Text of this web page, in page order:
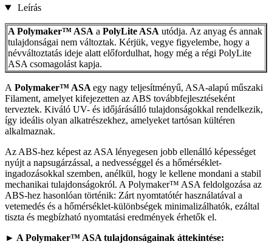
Leírás
A Polymaker™ ASA a PolyLite ASA utódja. Az anyag és annak
tulajdonságai nem változtak. Kérjük, vegye figyelembe, hogy a
névváltoztatás ideje alatt előfordulhat, hogy még a régi PolyLite
ASA csomagolást kapja.
A Polymaker™ ASA egy nagy teljesítményű, ASA-alapú műszaki
Filament, amelyet kifejezetten az ABS továbbfejlesztéseként
terveztek. Kiváló UV- és időjárásálló tulajdonságokkal rendelkezik,
így ideális olyan alkatrészekhez, amelyeket tartósan kültéren
alkalmaznak.
Az ABS-hez képest az ASA lényegesen jobb ellenálló képességet
nyújt a napsugárzással, a nedvességgel és a hőmérséklet-
ingadozásokkal szemben, anélkül, hogy le kellene mondani a stabil
mechanikai tulajdonságokról. A Polymaker™ ASA feldolgozása az
ABS-hez hasonlóan történik: Zárt nyomtatótér használatával a
vetemedés és a hőmérséklet-különbségek minimalizálhatók, ezáltal
tiszta és megbízható nyomtatási eredmények érhetők el.
► A Polymaker™ ASA tulajdonságainak áttekintése: